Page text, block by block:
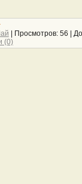
Просмотров: 56
(0)